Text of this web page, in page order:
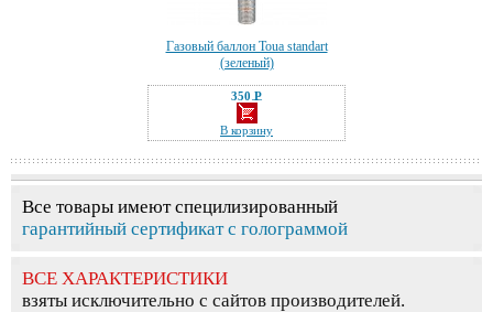
Газовый баллон Toua standart
(зеленый)
350 Р
—
В корзину
Все товары имеют специлизированный
гарантийный сертификат с голограммой
ВСЕ ХАРАКТЕРИСТИКИ
взяты исключительно с сайтов производителей.